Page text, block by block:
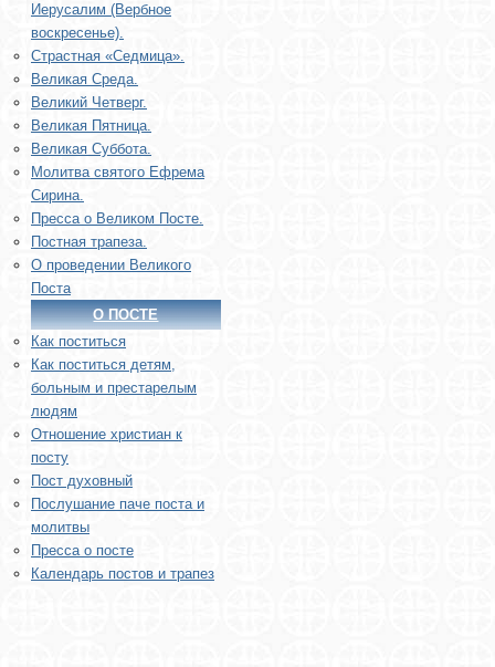
Иерусалим (Вербное
воскресенье).
Страстная «Седмица».
Великая Среда.
Великий Четверг.
Великая Пятница.
Великая Суббота.
Молитва святого Ефрема
Сирина.
Пресса о Великом Посте.
Постная трапеза.
О проведении Великого
Поста
О ПОСТЕ
Как поститься
Как поститься детям,
больным и престарелым
людям
Отношение христиан к
посту
Пост духовный
Послушание паче поста и
молитвы
Пресса о посте
Календарь постов и трапез